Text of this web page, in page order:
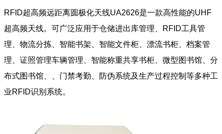
RFID超高频远距离圆极化天线UA2626是一款高性能的UHF
超高频天线。可广泛应用于仓储进出库管理、RFID工具管
理、物流分拣、智能书架、智能文件柜、漂流书柜、档案管
理、证照管理车辆管理、智能称重共享书柜、微型图书馆、分
布式图书馆、、门禁考勤、防伪系统及生产过程控制等多种工
业RFID识别系统。